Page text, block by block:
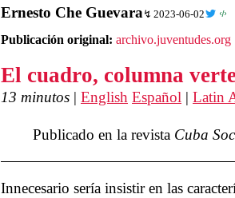
Ernesto Che Guevara 2023-06-02
Publicación original: archivo.juventudes.org
El cuadro, columna
13 minutos | English Español | Latin
Publicado en la revista Cuba
Innecesario sería insistir en las